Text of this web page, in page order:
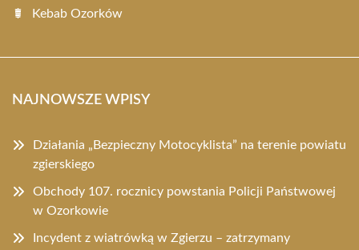
Kebab Ozorków
NAJNOWSZE WPISY
Działania „Bezpieczny Motocyklista” na terenie powiatu
zgierskiego
Obchody 107. rocznicy powstania Policji Państwowej
w Ozorkowie
Incydent z wiatrówką w Zgierzu – zatrzymany